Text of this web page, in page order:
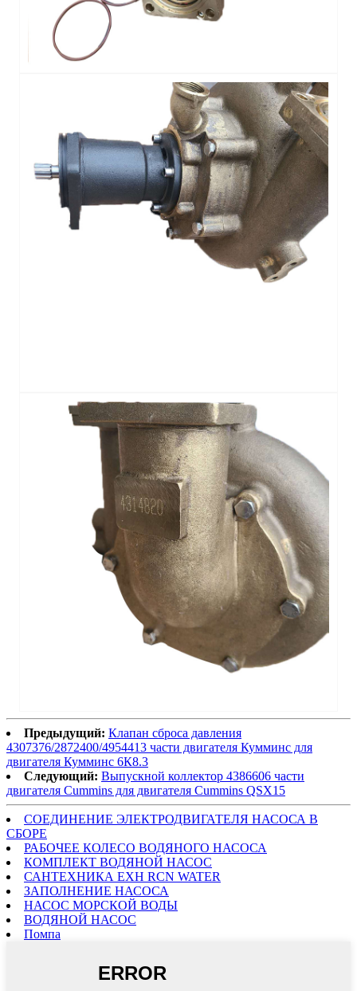
Предыдущий: Клапан сброса давления
4307376/2872400/4954413 части двигателя Кумминс для
двигателя Кумминс 6К8.3
Следующий: Выпускной коллектор 4386606 части
двигателя Cummins для двигателя Cummins QSX15
СОЕДИНЕНИЕ ЭЛЕКТРОДВИГАТЕЛЯ НАСОСА В
СБОРЕ
РАБОЧЕЕ КОЛЕСО ВОДЯНОГО НАСОСА
КОМПЛЕКТ ВОДЯНОЙ НАСОС
САНТЕХНИКА EXH RCN WATER
ЗАПОЛНЕНИЕ НАСОСА
НАСОС МОРСКОЙ ВОДЫ
ВОДЯНОЙ НАСОС
Помпа